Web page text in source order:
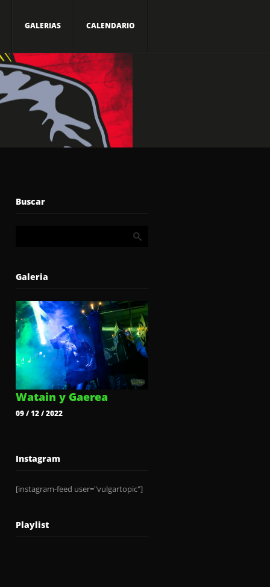
GALERIAS CALENDARIO
Buscar
Galeria
Watain y Gaerea
09 / 12 / 2022
Instagram
[instagram-feed user="vulgartopic"]
Playlist